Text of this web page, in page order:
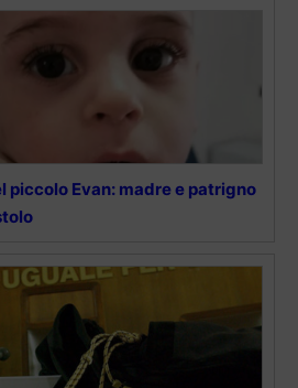
piccolo Evan: madre e patrigno